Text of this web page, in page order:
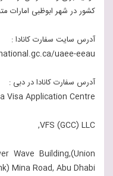
کشور در شهر ابوظبی امارات
آدرس سایت سفارت کانادا :
uaee-eeau
آدرس سفارت کانادا در دبی :
Visa Application Centre
VFS (GCC) LLC,
Wave Building,(Union
Mina Road, Abu Dhabi